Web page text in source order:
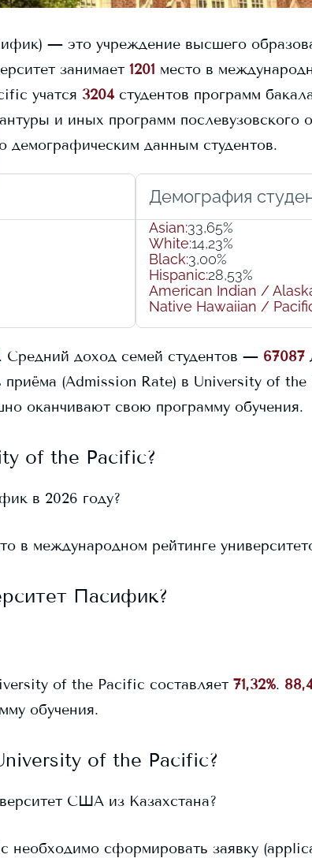
— это учреждение высшего
занимает 1201 место в
учатся 3204 студентов программ
и иных программ послевузовского
данным студентов.
Демография
Asian:33,65%
White:14,23%
Black:3,00%
Hispanic:28,53%
American Indian /
Native Hawaiian /
. Средний доход семей студентов — 67087
приёма (Admission Rate) в University of the
оканчивают свою программу обучения.
of the Pacific?
в 2026 году?
в международном рейтинге
Пасифик?
of the Pacific составляет 71,32%.
обучения.
of the Pacific?
США из Казахстана?
необходимо сформировать заявку